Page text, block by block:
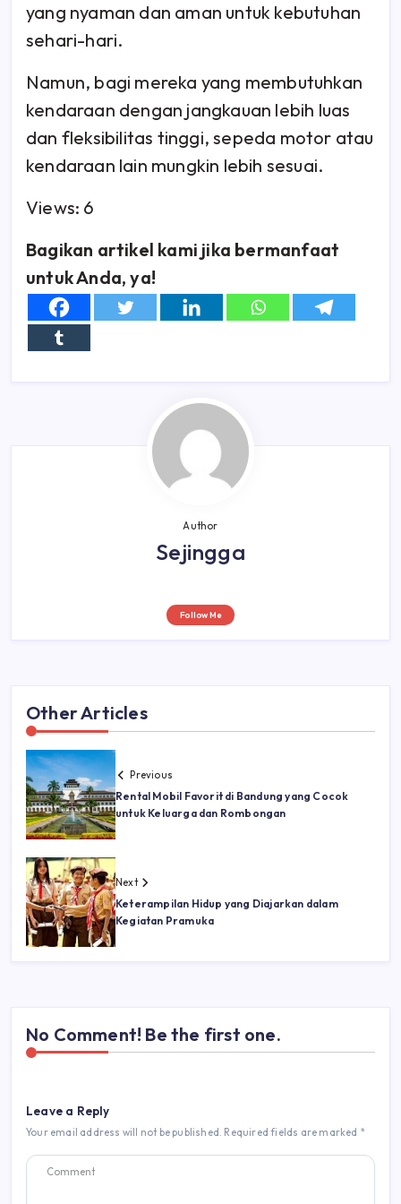
yang nyaman dan aman untuk kebutuhan
sehari-hari.
Namun, bagi mereka yang membutuhkan
kendaraan dengan jangkauan lebih luas
dan fleksibilitas tinggi, sepeda motor atau
kendaraan lain mungkin lebih sesuai.
Views: 6
Bagikan artikel kami jika bermanfaat
untuk Anda, ya!
Author
Sejingga
Follow Me
Other Articles
Previous
Rental Mobil Favorit di Bandung yang Cocok
untuk Keluarga dan Rombongan
Next
Keterampilan Hidup yang Diajarkan dalam
Kegiatan Pramuka
No Comment! Be the first one.
Leave a Reply
Your email address will not be published. Required fields are marked *